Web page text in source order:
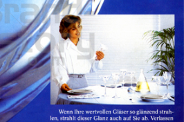
Eastern Europe GmbH 1985